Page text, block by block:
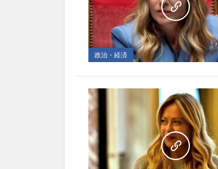
政治・経済